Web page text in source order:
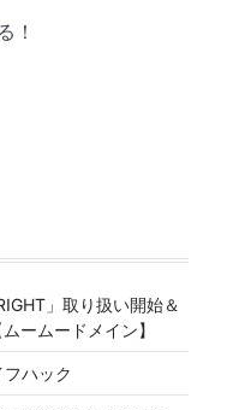
！
」取り扱い開始＆
ームードメイン】
ハック